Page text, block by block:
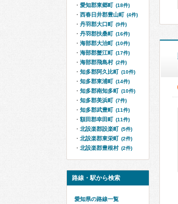
愛知郡東郷町 (18件)
西春日井郡豊山町 (4件)
丹羽郡大口町 (9件)
丹羽郡扶桑町 (16件)
海部郡大治町 (10件)
海部郡蟹江町 (17件)
海部郡飛島村 (2件)
知多郡阿久比町 (10件)
知多郡東浦町 (14件)
知多郡南知多町 (10件)
知多郡美浜町 (7件)
知多郡武豊町 (11件)
額田郡幸田町 (11件)
北設楽郡設楽町 (5件)
北設楽郡東栄町 (2件)
北設楽郡豊根村 (2件)
路線・駅から検索
愛知県の路線一覧